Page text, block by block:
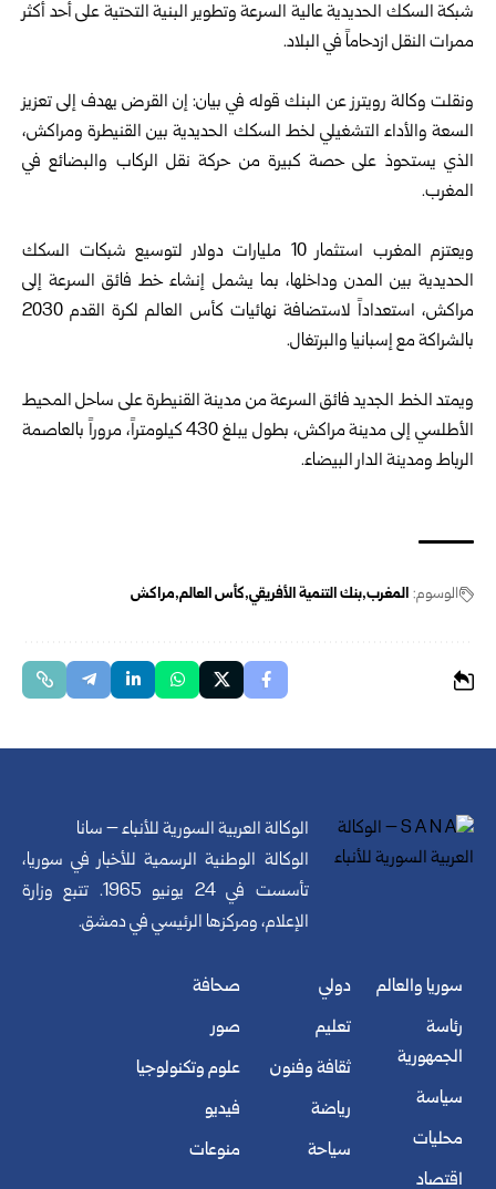
شبكة السكك الحديدية عالية السرعة وتطوير البنية التحتية على أحد أكثر
ممرات النقل ازدحاماً في البلاد.
ونقلت وكالة رويترز عن البنك قوله في بيان: إن القرض يهدف إلى تعزيز
السعة والأداء التشغيلي لخط السكك الحديدية بين القنيطرة ومراكش،
الذي يستحوذ على حصة كبيرة من حركة نقل الركاب والبضائع في
المغرب.
ويعتزم المغرب استثمار 10 مليارات دولار لتوسيع شبكات السكك
الحديدية بين المدن وداخلها، بما يشمل إنشاء خط فائق السرعة إلى
مراكش، استعداداً لاستضافة نهائيات كأس العالم لكرة القدم 2030
بالشراكة مع إسبانيا والبرتغال.
ويمتد الخط الجديد فائق السرعة من مدينة القنيطرة على ساحل المحيط
الأطلسي إلى مدينة مراكش، بطول يبلغ 430 كيلومتراً، مروراً بالعاصمة
الرباط ومدينة الدار البيضاء.
الوسوم: المغرب بنك التنمية الأفريقي كأس العالم مراكش
الوكالة العربية السورية للأنباء – سانا
الوكالة الوطنية الرسمية للأخبار في سوريا،
تأسست في 24 يونيو 1965. تتبع وزارة
الإعلام، ومركزها الرئيسي في دمشق.
سوريا والعالم
رئاسة
الجمهورية
سياسة
محليات
اقتصاد
دولي
تعليم
ثقافة وفنون
رياضة
سياحة
صحافة
صور
علوم وتكنولوجيا
فيديو
منوعات